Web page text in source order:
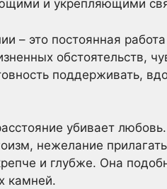
и укрепляющими
– это постоянная
обстоятельств,
поддерживать,
убивает
нежелание
и глубже. Она
камней.